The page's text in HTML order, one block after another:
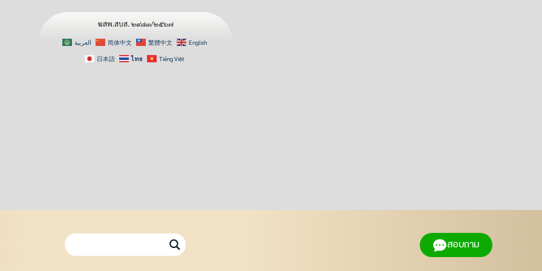
ฆสพ.สบส. ๒๙๘๓/๒๕๖๗
العربية 简体中文 繁體中文 English
日本語 ไทย Tiếng Việt
สอบถาม